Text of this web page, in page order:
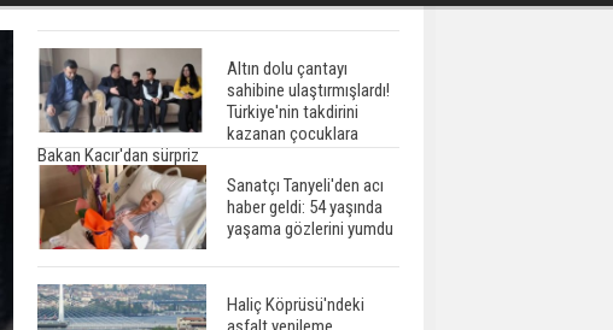
Altın dolu çantayı
sahibine ulaştırmışlardı!
Türkiye'nin takdirini
kazanan çocuklara
Bakan Kacır'dan sürpriz
Sanatçı Tanyeli'den acı
haber geldi: 54 yaşında
yaşama gözlerini yumdu
Haliç Köprüsü'ndeki